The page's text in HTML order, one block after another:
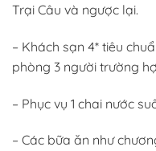
Trại Câu và ngược lại.
– Khách sạn 4* tiêu
phòng 3 người trường
– Phục vụ 1 chai nước
– Các bữa ăn như